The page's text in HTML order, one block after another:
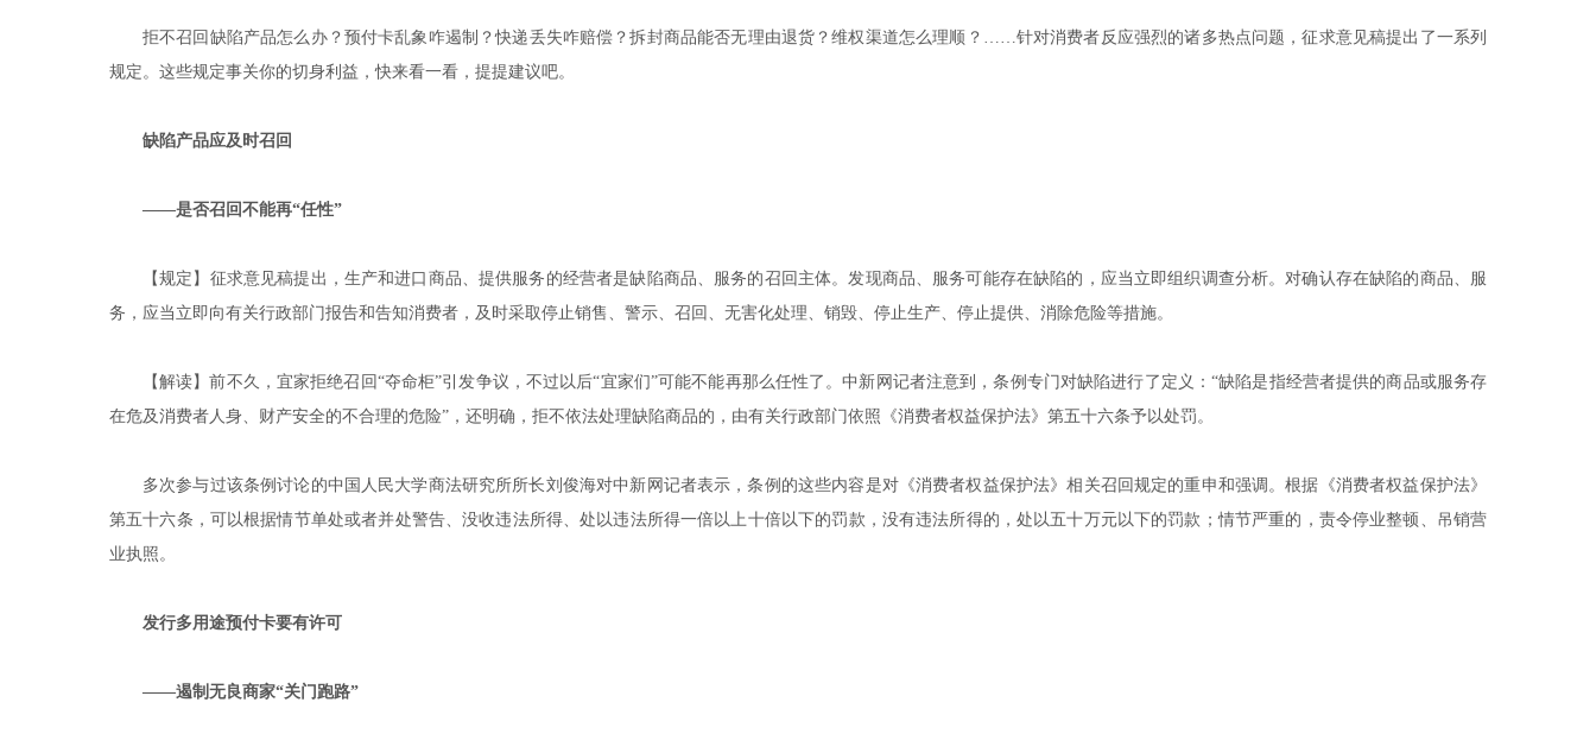
拒不召回缺陷产品怎么办？预付卡乱象咋遏制？快递丢失咋赔偿？拆封商品能否无理由退货？维权渠道怎么理顺？……针对消费者反应强烈的诸多热点问题，征求意见稿提出了一系列
规定。这些规定事关你的切身利益，快来看一看，提提建议吧。
缺陷产品应及时召回
——是否召回不能再“任性”
【规定】征求意见稿提出，生产和进口商品、提供服务的经营者是缺陷商品、服务的召回主体。发现商品、服务可能存在缺陷的，应当立即组织调查分析。对确认存在缺陷的商品、服
务，应当立即向有关行政部门报告和告知消费者，及时采取停止销售、警示、召回、无害化处理、销毁、停止生产、停止提供、消除危险等措施。
【解读】前不久，宜家拒绝召回“夺命柜”引发争议，不过以后“宜家们”可能不能再那么任性了。中新网记者注意到，条例专门对缺陷进行了定义：“缺陷是指经营者提供的商品或服务存
在危及消费者人身、财产安全的不合理的危险”，还明确，拒不依法处理缺陷商品的，由有关行政部门依照《消费者权益保护法》第五十六条予以处罚。
多次参与过该条例讨论的中国人民大学商法研究所所长刘俊海对中新网记者表示，条例的这些内容是对《消费者权益保护法》相关召回规定的重申和强调。根据《消费者权益保护法》
第五十六条，可以根据情节单处或者并处警告、没收违法所得、处以违法所得一倍以上十倍以下的罚款，没有违法所得的，处以五十万元以下的罚款；情节严重的，责令停业整顿、吊销营
业执照。
发行多用途预付卡要有许可
——遏制无良商家“关门跑路”